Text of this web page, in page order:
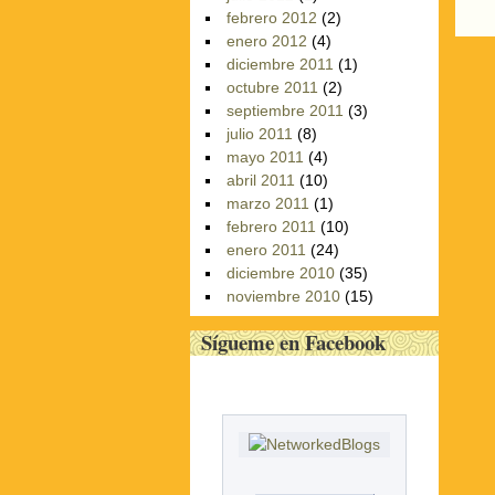
febrero 2012 (2)
enero 2012 (4)
diciembre 2011 (1)
octubre 2011 (2)
septiembre 2011 (3)
julio 2011 (8)
mayo 2011 (4)
abril 2011 (10)
marzo 2011 (1)
febrero 2011 (10)
enero 2011 (24)
diciembre 2010 (35)
noviembre 2010 (15)
Sígueme en Facebook